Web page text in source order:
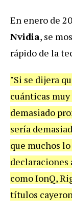
En enero de
Nvidia, se
rápido de la
"Si se dijera
cuánticas
demasiado
sería
que muchos
declaraciones
como IonQ,
títulos